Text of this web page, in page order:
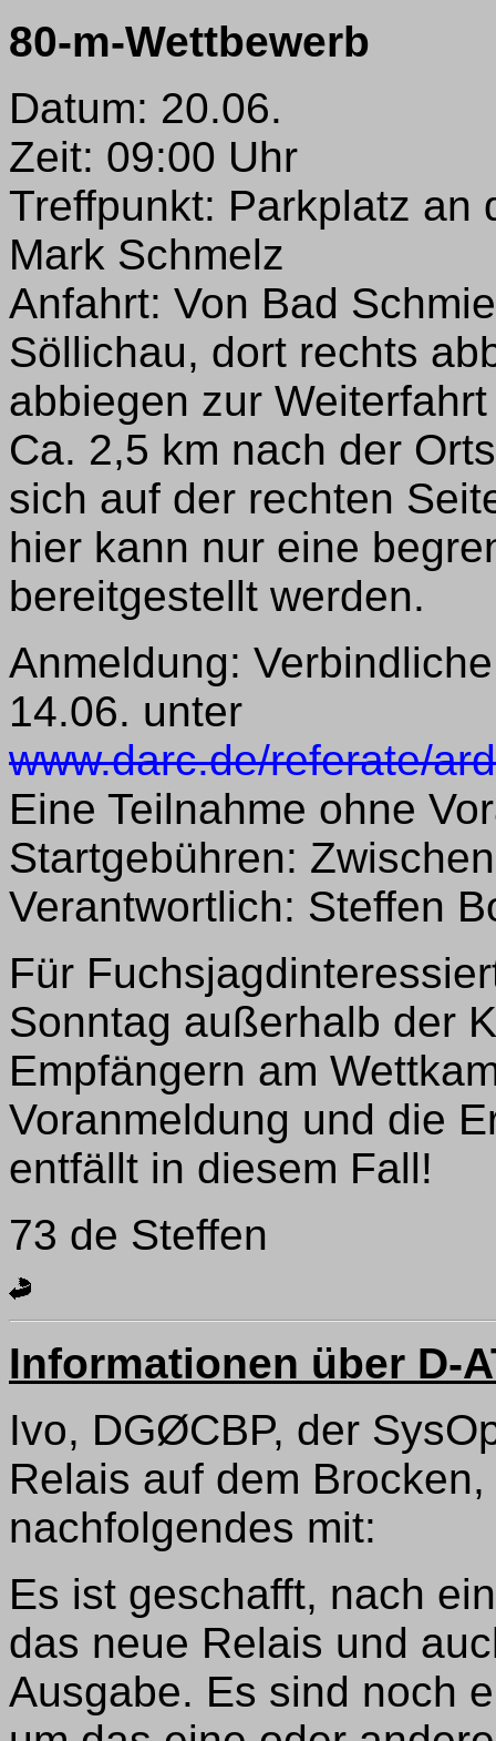
80-m-Wettbewerb
Datum: 20.06.
Zeit: 09:00 Uhr
Treffpunkt: Parkplatz an
Mark Schmelz
Anfahrt: Von Bad
Söllichau, dort rechts
abbiegen zur
Ca. 2,5 km nach der
sich auf der rechten
hier kann nur eine
bereitgestellt werden.
Anmeldung:
14.06. unter
www.darc.de/referate/
Eine Teilnahme ohne
Startgebühren:
Verantwortlich: Steffen
Für
Sonntag außerhalb der
Empfängern am
Voranmeldung und die
entfällt in diesem Fall!
73 de Steffen
Informationen über D-
Ivo, DGØCBP, der
Relais auf dem
nachfolgendes mit:
Es ist geschafft, nach
das neue Relais und
Ausgabe. Es sind noch